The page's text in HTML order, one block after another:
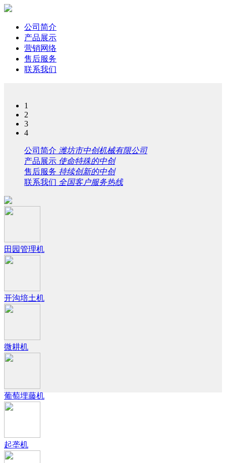
公司简介
产品展示
营销网络
售后服务
联系我们
1
2
3
4
公司简介 潍坊市中创机械有限公司
产品展示 使命特殊的中创
售后服务 持续创新的中创
联系我们 全国客户服务热线
田园管理机
开沟培土机
微耕机
葡萄埋藤机
起垄机